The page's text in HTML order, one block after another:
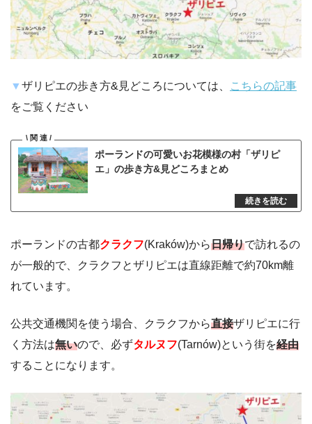
▼ザリピエの歩き方&見どころについては、
こちらの記事
をご覧ください
ポーランドの可愛いお花模様の村「ザリピ
エ」の歩き方&見どころまとめ
ポーランドの古都クラクフ(Kraków)から日帰りで訪れるの
が一般的で、クラクフとザリピエは直線距離で約70km離
れています。
公共交通機関を使う場合、クラクフから直接ザリピエに行
く方法は無いので、必ずタルヌフ(Tarnów)という街を経由
することになります。